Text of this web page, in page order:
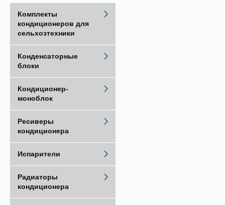
Комплекты
кондиционеров для
сельхозтехники
Конденсаторные
блоки
Кондиционер-
моноблок
Ресиверы
кондиционера
Испарители
Радиаторы
кондиционера